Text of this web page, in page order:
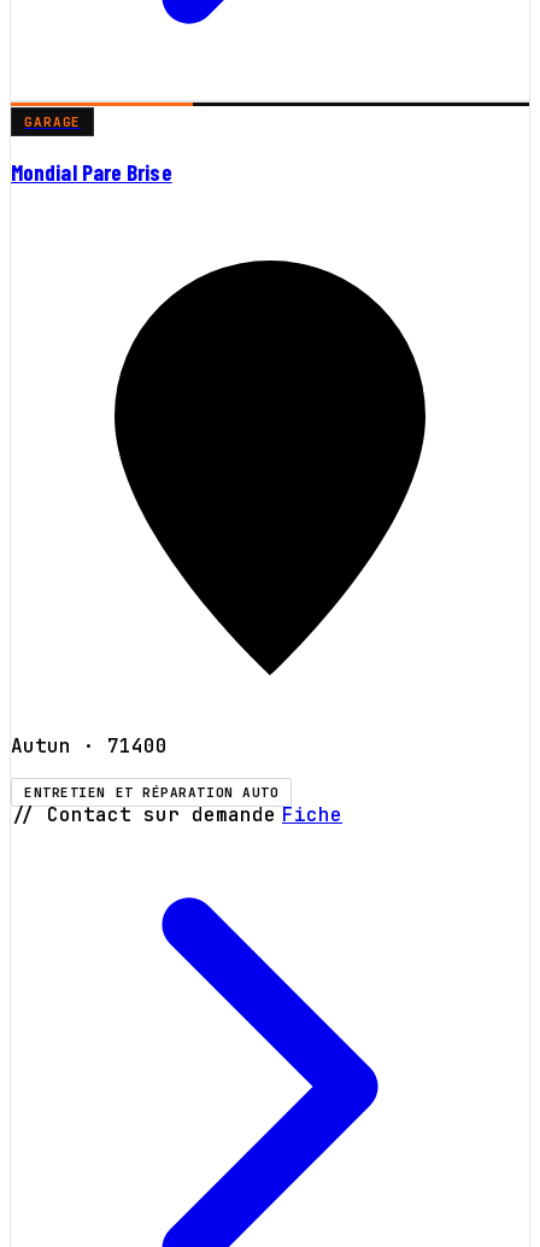
GARAGE
Mondial Pare Brise
Autun · 71400
ENTRETIEN ET RÉPARATION AUTO
// Contact sur demande Fiche